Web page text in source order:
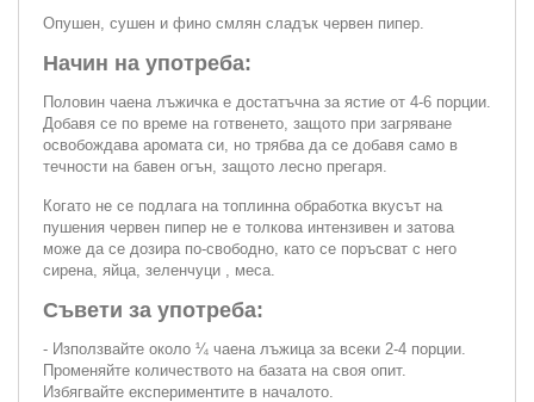
Опушен, сушен и фино смлян сладък червен пипер.
Начин на употреба:
Половин чаена лъжичка е достатъчна за ястие от 4-6 порции.
Добавя се по време на готвенето, защото при загряване
освобождава аромата си, но трябва да се добавя само в
течности на бавен огън, защото лесно прегаря.
Когато не се подлага на топлинна обработка вкусът на
пушения червен пипер не е толкова интензивен и затова
може да се дозира по-свободно, като се поръсват с него
сирена, яйца, зеленчуци , меса.
Съвети за употреба:
- Използвайте около ¼ чаена лъжица за всеки 2-4 порции.
Променяйте количеството на базата на своя опит.
Избягвайте експериментите в началото.